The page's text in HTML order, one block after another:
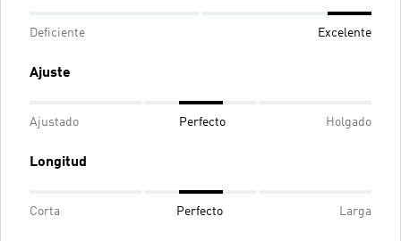
Deficiente Excelente
Ajuste
Ajustado Perfecto Holgado
Longitud
Corta Perfecto Larga